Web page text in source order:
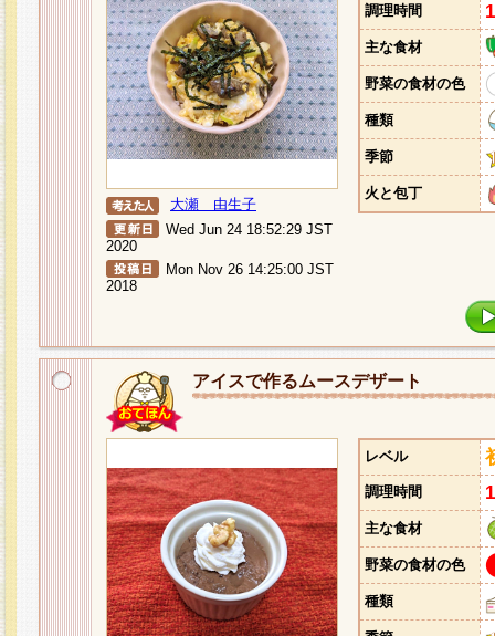
大瀬 由生子
Wed Jun 24 18:52:29 JST
2020
Mon Nov 26 14:25:00 JST
2018
調理時間
主な食材
野菜の食材の色
種類
季節
火と包丁
アイスで作るムースデザート
レベル
調理時間
主な食材
野菜の食材の色
種類